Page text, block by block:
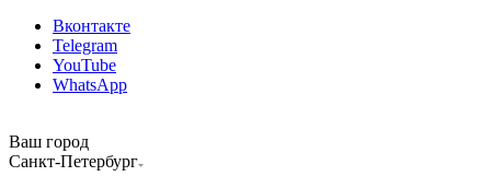
Вконтакте
Telegram
YouTube
WhatsApp
Ваш город
Санкт-Петербург